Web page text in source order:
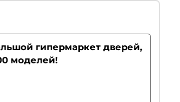
гипермаркет дверей,
моделей!